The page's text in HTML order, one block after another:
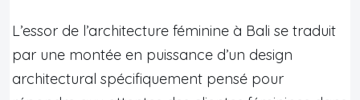
L’essor de l’architecture féminine à Bali se traduit
par une montée en puissance d’un design
architectural spécifiquement pensé pour